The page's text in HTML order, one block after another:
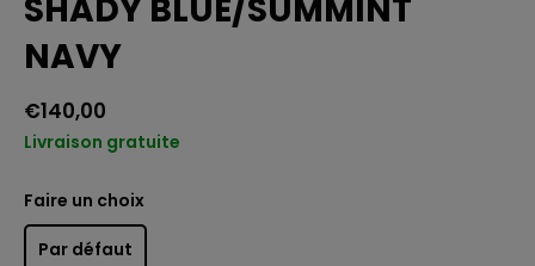
SHADY BLUE/SUMMINT
NAVY
€140,00
Livraison gratuite
Faire un choix
Par défaut